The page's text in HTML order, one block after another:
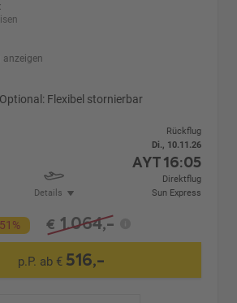
anzeigen
Optional: Flexibel stornierbar
Details
Rückflug
Di., 10.11.26
AYT16:05
Direktflug
Sun Express
€ 1.064,-
p.P. ab € 516,-